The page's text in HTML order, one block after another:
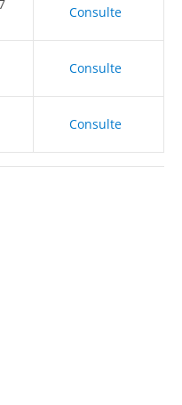
Consulte
Consulte
Consulte